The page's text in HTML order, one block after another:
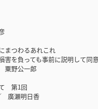
まつわるあれこれ
害を負っても事前に説明して同
野公一郎
第1回
廣瀬明日香